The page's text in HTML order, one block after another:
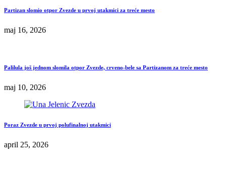
Partizan slomio otpor Zvezde u prvoj utakmici za treće mesto
maj 16, 2026
Palilula još jednom slomila otpor Zvezde, crveno-bele sa Partizanom za treće mesto
maj 10, 2026
Poraz Zvezde u prvoj polufinalnoj utakmici
april 25, 2026